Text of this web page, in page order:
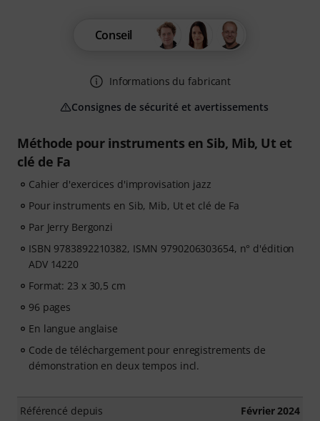
Méthode pour instruments en Sib, Mib, Ut et
clé de Fa
Cahier d'exercices d'improvisation jazz
Pour instruments en Sib, Mib, Ut et clé de Fa
Par Jerry Bergonzi
ISBN 9783892210382, ISMN 9790206303654, n° d'édition
ADV 14220
Format: 23 x 30,5 cm
96 pages
En langue anglaise
Code de téléchargement pour enregistrements de
démonstration en deux tempos incl.
Référencé depuis Février 2024
Conseil
Informations du fabricant
Consignes de sécurité et avertissements